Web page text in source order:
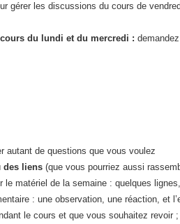
gérer les discussions du cours de
du lundi et du mercredi :
autant de questions que vous voulez
des liens (que vous pourriez aussi
le matériel de la semaine : quelques
: une observation, une réaction, et
le cours et que vous souhaitez revoir